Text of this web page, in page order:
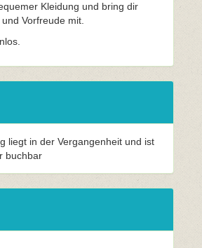
Kleidung und bring dir
Vorfreude mit.
liegt in der Vergangenheit und ist
buchbar